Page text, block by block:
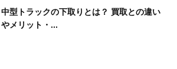
中型トラックの下取りとは？ 買取との違い
やメリット・...